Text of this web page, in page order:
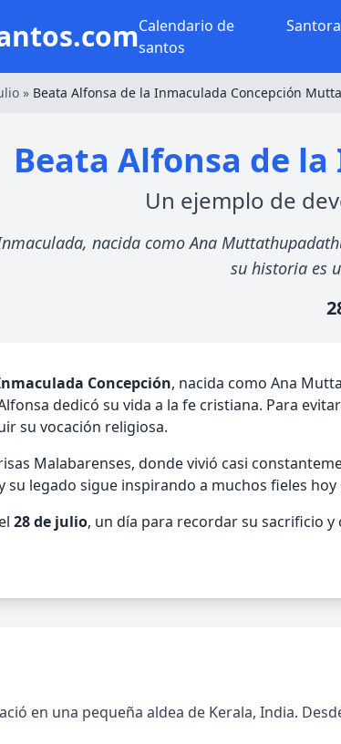
Calendario de
santos
» Beata Alfonsa de la Inmaculada Concepción
Beata Alfonsa de
Un ejemplo de
nacida como Ana
su historia es
Concepción, nacida como Ana
dedicó su vida a la fe cristiana. Para
su vocación religiosa.
Malabarenses, donde vivió casi
su legado sigue inspirando a muchos fieles hoy
28 de julio, un día para recordar su sacrificio
en una pequeña aldea de Kerala, India.